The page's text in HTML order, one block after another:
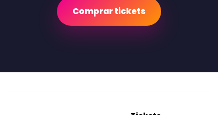
Comprar tickets